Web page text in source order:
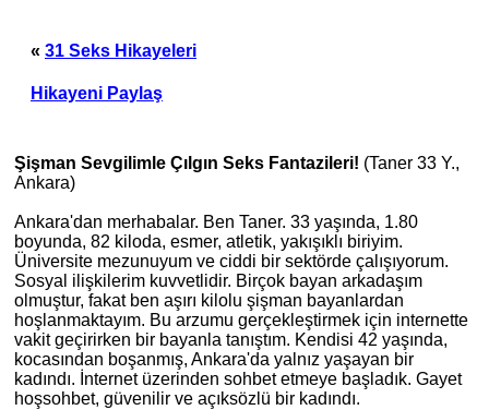
« 31 Seks Hikayeleri
Hikayeni Paylaş
Şişman Sevgilimle Çılgın Seks Fantazileri! (Taner 33 Y.,
Ankara)
Ankara'dan merhabalar. Ben Taner. 33 yaşında, 1.80
boyunda, 82 kiloda, esmer, atletik, yakışıkl ı biriyim.
Üniversite mezunuyum ve ciddi bir sektörde çalışıyorum.
Sosyal ilişkilerim kuvvetlidir. Birçok bayan arkadaşım
olmuştur, fakat ben aşırı kilolu şişman bayanlardan
hoşlanmaktayım. Bu arzumu gerçekleştirmek için internette
vakit geçirirken bir bayanla tanıştım. Kendisi 42 yaşında,
kocasından boşanmış, Ankara'da yalnız yaşayan bir
kadındı. İnternet üzerinden sohbet etmeye başladık. Gayet
hoşsohbet, güvenilir ve açıksözlü bir kadındı.